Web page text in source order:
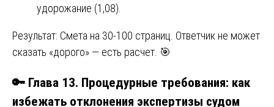
удорожание (1,08).
Результат: Смета на 30-100 страниц. Ответчик не может
сказать «дорого» — есть расчет. 🎯
🔑 Глава 13. Процедурные требования: как
избежать отклонения экспертизы судом